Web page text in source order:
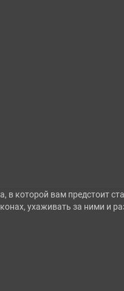
в которой вам предстоит
ухаживать за ними и